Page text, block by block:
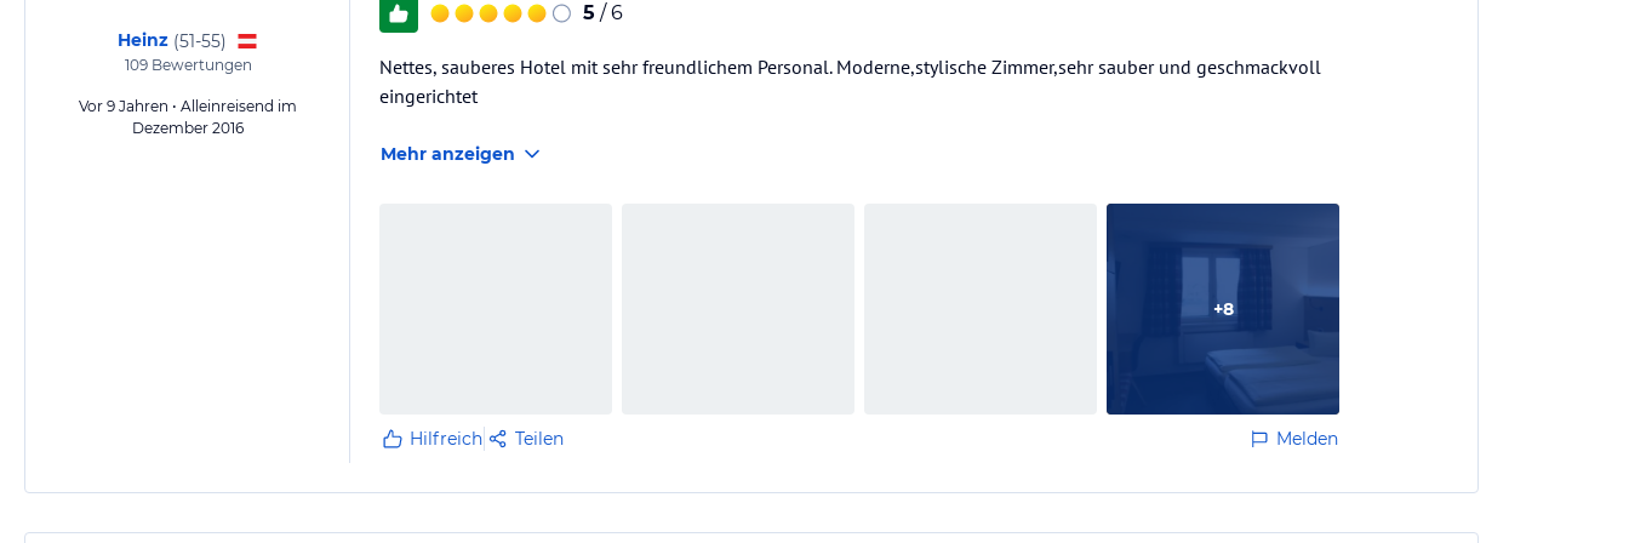
Heinz (51-55)
109Bewertungen
Vor 9 Jahren • Alleinreisend im
Dezember 2016
5 / 6
Nettes, sauberes Hotel mit sehr freundlichem Personal. Moderne,stylische Zimmer,sehr sauber und geschmackvoll
eingerichtet
Mehr anzeigen
+8
Hilfreich Teilen Melden